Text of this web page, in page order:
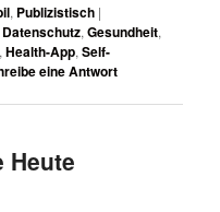
, Publizistisch |
Datenschutz,Gesundheit,
,Health-App,Self-
eine Antwort
Heute